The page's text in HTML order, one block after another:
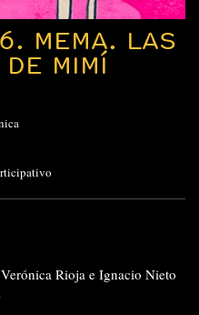
MEMA. LAS
MIMÍ
Rioja e Ignacio Nieto